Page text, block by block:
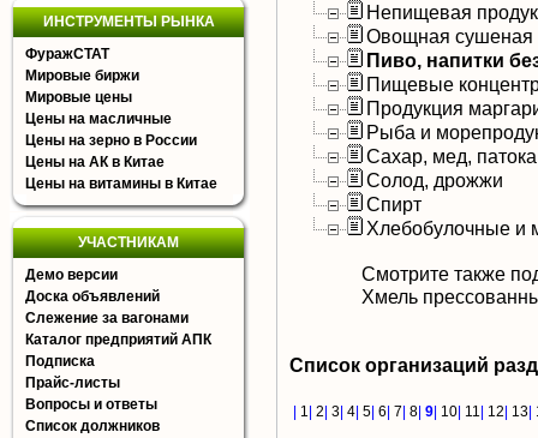
ИНСТРУМЕНТЫ РЫНКА
ФуражСТАТ
Мировые биржи
Мировые цены
Цены на масличные
Цены на зерно в России
Цены на АК в Китае
Цены на витамины в Китае
УЧАСТНИКАМ
Демо версии
Доска объявлений
Слежение за вагонами
Каталог предприятий АПК
Подписка
Прайс-листы
Вопросы и ответы
Список должников
Непищевая
Овощная сушеная
Пиво, напитки
Пищевые
Продукция
Рыба и
Сахар, мед, патока
Солод, дрожжи
Спирт
Хлебобулочные и
Смотрите также
Хмель
Список организаций
1 2 3 4 5 6 7 8 9 10 11 12 13